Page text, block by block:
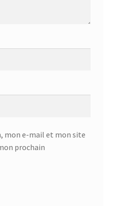
mon e-mail et mon site
prochain